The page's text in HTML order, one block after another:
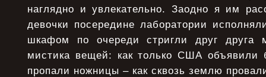
наглядно и увлекательно. Заодно я им
девочки посередине лаборатории
шкафом по очереди стригли друг друга
мистика вещей: как только США объявили
пропали ножницы – как сквозь землю